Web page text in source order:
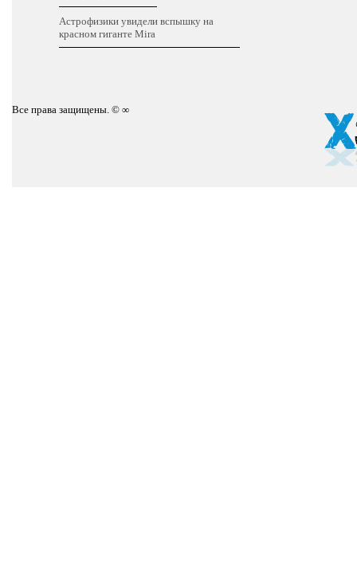
Астрофизики увидели вспышку на
красном гиганте Mira
Все права защищены. © ∞